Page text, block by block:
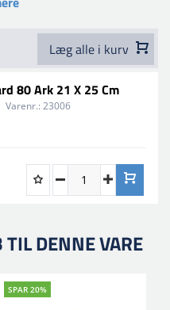
et nyt, hvilket sikrer
og brugervenligt
hurtigere og
Læg alle i kurv
80 Ark 21 X 25 Cm
Varenr.: 23006
DENNE VARE
SPAR 20%